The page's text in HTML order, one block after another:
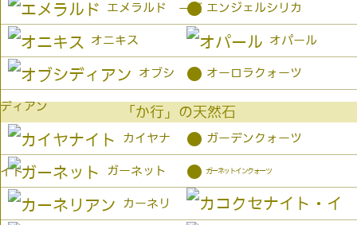
ーズ
エメラルド ● エンジェルシリカ
オニキス オパール
オブシ
ディアン
● オーロラクォーツ
「か行」の天然石
カイヤナ
イト
● ガーデンクォーツ
ガーネット ● ガーネットインクォーツ
カーネリ